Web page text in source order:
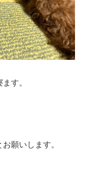
す。
願いします。